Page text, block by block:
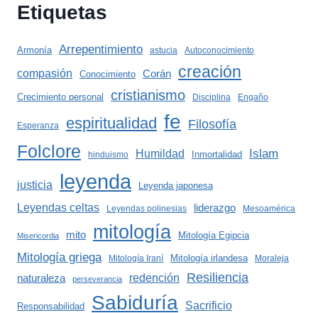
Etiquetas
Armonía Arrepentimiento astucia Autoconocimiento
compasión Conocimiento Corán creación
Crecimiento personal cristianismo Disciplina Engaño
Esperanza espiritualidad fe Filosofía
Folclore hinduismo Humildad Inmortalidad Islam
justicia leyenda Leyenda japonesa
Leyendas celtas Leyendas polinesias liderazgo Mesoamérica
Misericordia mito mitología Mitología Egipcia
Mitología griega Mitología Iraní Mitología irlandesa Moraleja
naturaleza perseverancia redención Resiliencia
Responsabilidad Sabiduría Sacrificio